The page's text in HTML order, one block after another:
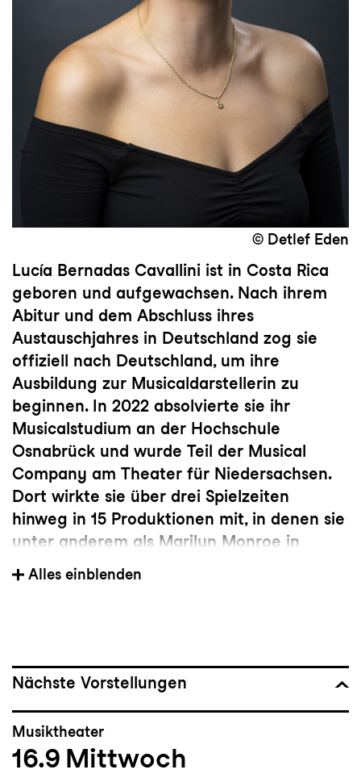
© Detlef Eden
Lucía Bernadas Cavallini ist in Costa Rica
geboren und aufgewachsen. Nach ihrem
Abitur und dem Abschluss ihres
Austauschjahres in Deutschland zog sie
offiziell nach Deutschland, um ihre
Ausbildung zur Musicaldarstellerin zu
beginnen. In 2022 absolvierte sie ihr
Musicalstudium an der Hochschule
Osnabrück und wurde Teil der Musical
Company am Theater für Niedersachsen.
Dort wirkte sie über drei Spielzeiten
hinweg in 15 Produktionen mit, in denen sie
unter anderem als Marilyn Monroe in
Goodbye Norma Jeane
Horror Show
Alles einblenden
Nächste Vorstellungen
Musiktheater
16.9 Mittwoch